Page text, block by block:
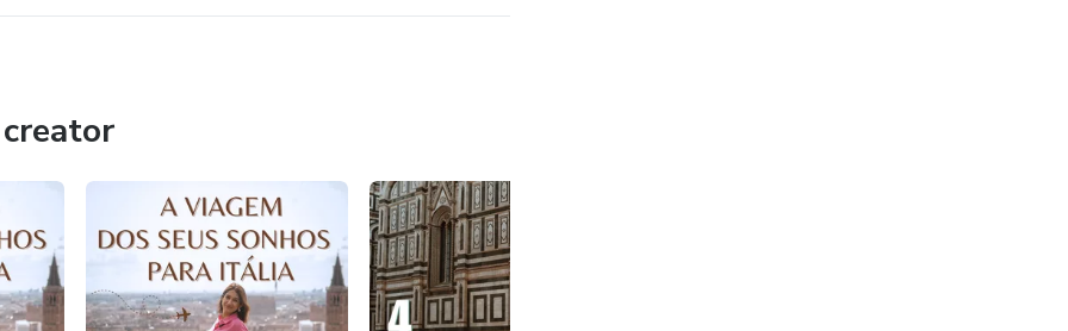
Calabria and Cosenza.
Cosenza and Tropea?